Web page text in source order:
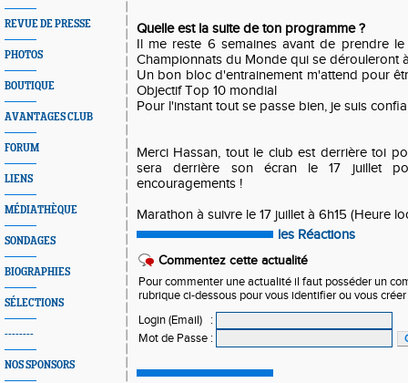
REVUE DE PRESSE
PHOTOS
BOUTIQUE
AVANTAGES CLUB
FORUM
LIENS
MÉDIATHÈQUE
SONDAGES
BIOGRAPHIES
SÉLECTIONS
--------
NOS SPONSORS
Quelle est la suite de ton programme ?
Il me reste 6 semaines avant de prendre
Championnats du Monde qui se dérouleront
Un bon bloc d'entrainement m'attend pour
Objectif Top 10 mondial
Pour l'instant tout se passe bien, je suis
Merci Hassan, tout le club est derrière toi
sera derrière son écran le 17 juillet
encouragements !
Marathon à suivre le 17 juillet à 6h15 (Heure
les Réactions
Commentez cette actualité
Pour commenter une actualité il faut posséder un
rubrique ci-dessous pour vous identifier ou vous
Login (Email)
:
Mot de Passe :